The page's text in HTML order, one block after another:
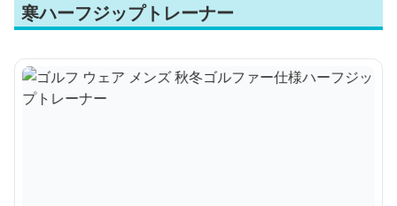
寒ハーフジップトレーナー